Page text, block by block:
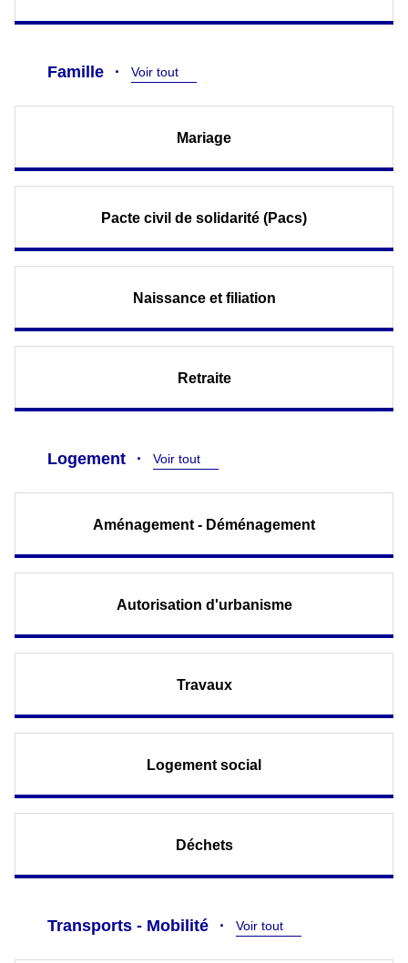
Famille Voir tout
Mariage
Pacte civil de solidarité (Pacs)
Naissance et filiation
Retraite
Logement Voir tout
Aménagement - Déménagement
Autorisation d'urbanisme
Travaux
Logement social
Déchets
Transports - Mobilité Voir tout